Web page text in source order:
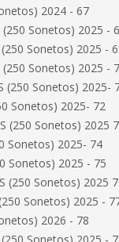
2024 - 67
(250 Sonetos) 2025 -
Sonetos) 2025 -
(250 Sonetos) 2025 -
(250 Sonetos) 2025-
Sonetos) 2025- 72
(250 Sonetos) 2025
Sonetos) 2025- 74
Sonetos) 2025 - 75
(250 Sonetos) 2025
Sonetos) 2025 -
2026 - 78